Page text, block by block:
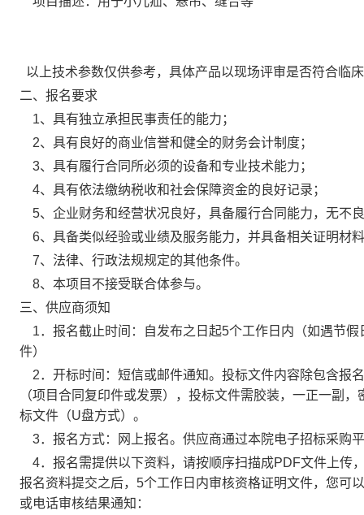
以上技术参数仅供参考，具体产品以现场评审是否符合临
二、报名要求
1、具有独立承担民事责任的能力；
2、具有良好的商业信誉和健全的财务会计制度；
3、具有履行合同所必须的设备和专业技术能力；
4、具有依法缴纳税收和社会保障资金的良好记录；
5、企业财务和经营状况良好，具备履行合同能力，无不
6、具备类似经验或业绩及服务能力，并具备相关证明材
7、法律、行政法规规定的其他条件。
8、本项目不接受联合体参与。
三、 供应商须知
1．报名截止时间：
自发布之日起5个工作日内（如遇节
件）
2．开标时间： 短信或邮件通知。 投标文件内容除包含报
（项目合同复印件或发票），投标文件需胶装，一正一副
标文件（U盘方式）。
3．报名方式：
网上报名。 供应商通过本院电子招标采购
4．报名需提供以下资料， 请按顺序扫描成PDF文件 上传
报名资料提交之后， 5个工作日内审核资格证明文件， 您可
或电话审核结果通知：